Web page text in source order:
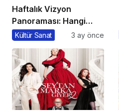
Haftalık Vizyon
Panoraması: Hangi
Filmi İzlemeli?
Kültür Sanat 3 ay önce